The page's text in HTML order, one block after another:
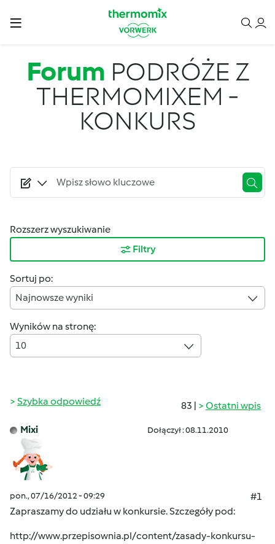
Forum PODRÓŻE Z
THERMOMIXEM -
KONKURS
Rozszerz wyszukiwanie
Filtry
Sortuj po:
Najnowsze wyniki
Wyników na stronę:
10
83 | Ostatni wpis
Szybka odpowiedź
Mixi Dołączył : 08.11.2010
pon., 07/16/2012 - 09:29
#1
Zapraszamy do udziału w konkursie. Szczegóły pod:
http://www.przepisownia.pl/content/zasady-konkursu-